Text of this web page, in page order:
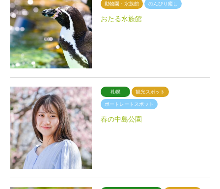
動物園・水族館 のんびり癒し
おたる水族館
札幌 観光スポット
ポートレートスポット
春の中島公園